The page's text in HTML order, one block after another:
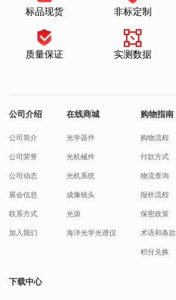
标品现货 非标定制
质量保证 实测数据
公司介绍
公司简介
公司荣誉
公司动态
展会信息
联系方式
加入我们
在线商城
光学器件
光机械件
光机系统
成像镜头
光源
海洋光学光谱仪
购物指南
购物流程
付款方式
物流查询
报价流程
保密政策
术语和条款
积分兑换
下载中心